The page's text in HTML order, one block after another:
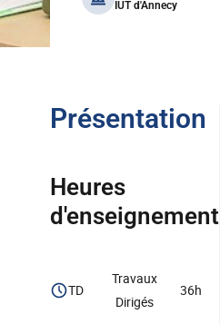
IUT d'Annecy
Présentation
Heures
d'enseignement
TD
Travaux
Dirigés
36h